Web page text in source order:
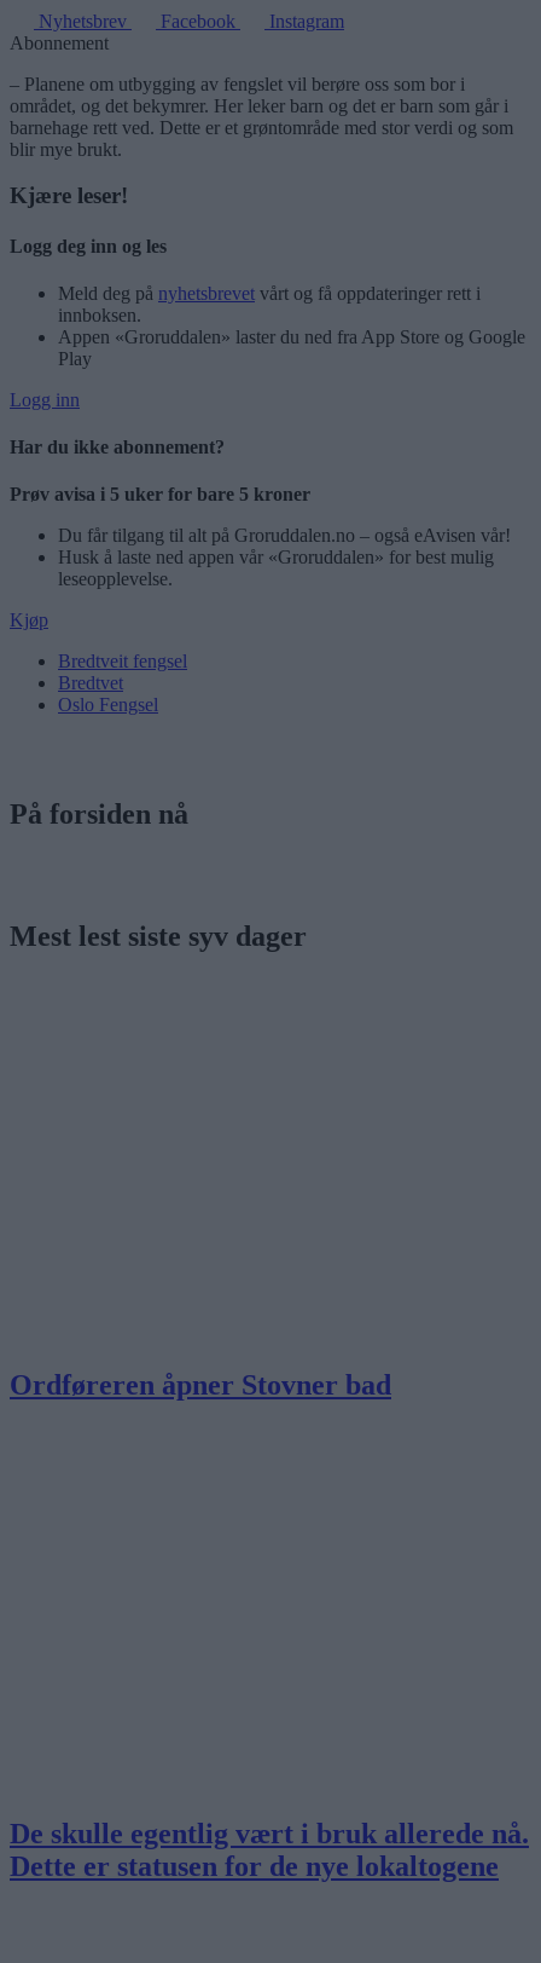
Nyhetsbrev Facebook
Instagram
Abonnement
– Planene om utbygging av fengslet vil berøre oss som bor i
området, og det bekymrer. Her leker barn og det er barn som går i
barnehage rett ved. Dette er et grøntområde med stor verdi og som
blir mye brukt.
Kjære leser!
Logg deg inn og les
Meld deg på nyhetsbrevet vårt og få oppdateringer rett i
innboksen.
Appen «Groruddalen» laster du ned fra App Store og Google
Play
Logg inn
Har du ikke abonnement?
Prøv avisa i 5 uker for bare 5 kroner
Du får tilgang til alt på Groruddalen.no – også eAvisen vår!
Husk å laste ned appen vår «Groruddalen» for best mulig
leseopplevelse.
Kjøp
Bredtveit fengsel
Bredtvet
Oslo Fengsel
På forsiden nå
Mest lest siste syv dager
Ordføreren åpner Stovner bad
De skulle egentlig vært i bruk allerede nå.
Dette er statusen for de nye lokaltogene